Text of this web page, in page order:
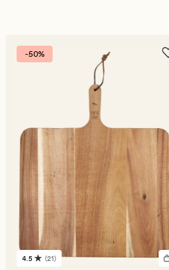
-50%
21
4.5 (21)